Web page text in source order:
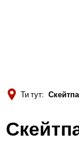
Ти тут: